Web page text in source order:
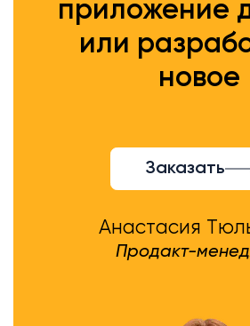
приложение
или
новое
Заказать
Анастасия
Продакт-